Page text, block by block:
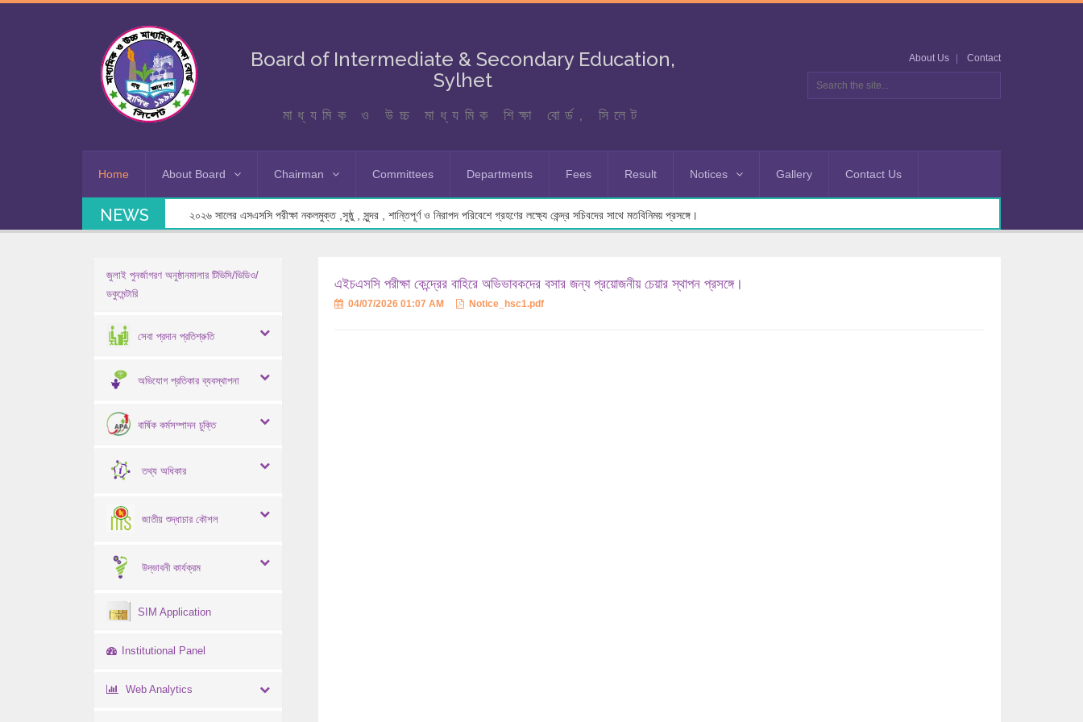
Board of Intermediate & Secondary Education,
Sylhet
মাধ্যমিক ও উচ্চ মাধ্যমিক শিক্ষা বোর্ড, সিলেট
About Us Contact
Home About Board Chairman Committees Departments Fees Result Notices Gallery Contact Us
NEWS ২০২৬ সালের এসএসসি পরীক্ষা নকলমুক্ত ,সুষ্ঠু , সুন্দর , শান্তিপূর্ণ ও নিরাপদ পরিবেশে গ্রহণের লক্ষ্যে কেন্দ্র সচিবদের সাথে মতবিনিময় প্রসঙ্গে।
জুলাই পুনর্জাগরণ অনুষ্ঠানমালার টিভিসি/ভিডিও/
ডকুমেন্টারি
সেবা প্রদান প্রতিশ্রুতি
অভিযোগ প্রতিকার ব্যবস্থাপনা
বার্ষিক কর্মসম্পাদন চুক্তি
তথ্য অধিকার
জাতীয় শুদ্ধাচার কৌশল
উদ্ভাবনী কার্যক্রম
SIM Application
Institutional Panel
Web Analytics
এইচএসসি পরীক্ষা কেন্দ্রের বাহিরে অভিভাবকদের বসার জন্য প্রয়োজনীয় চেয়ার স্থাপন প্রসঙ্গে।
04/07/2026 01:07 AM Notice_hsc1.pdf